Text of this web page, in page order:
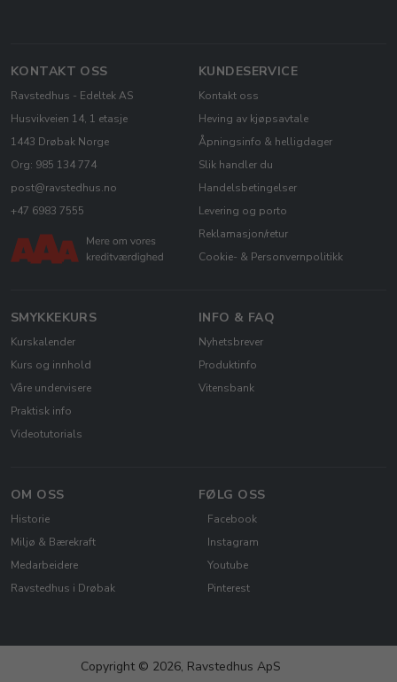
KONTAKT OSS
Ravstedhus - Edeltek AS
Husvikveien 14, 1 etasje
1443 Drøbak Norge
Org: 985 134 774
post@ravstedhus.no
+47 6983 7555
KUNDESERVICE
Kontakt oss
Heving av kjøpsavtale
Åpningsinfo & helligdager
Slik handler du
Handelsbetingelser
Levering og porto
Reklamasjon/retur
Cookie- & Personvernpolitikk
SMYKKEKURS
Kurskalender
Kurs og innhold
Våre undervisere
Praktisk info
Videotutorials
INFO & FAQ
Nyhetsbrever
Produktinfo
Vitensbank
OM OSS
Historie
Miljø & Bærekraft
Medarbeidere
Ravstedhus i Drøbak
FØLG OSS
Facebook
Instagram
Youtube
Pinterest
Copyright © 2026, Ravstedhus ApS